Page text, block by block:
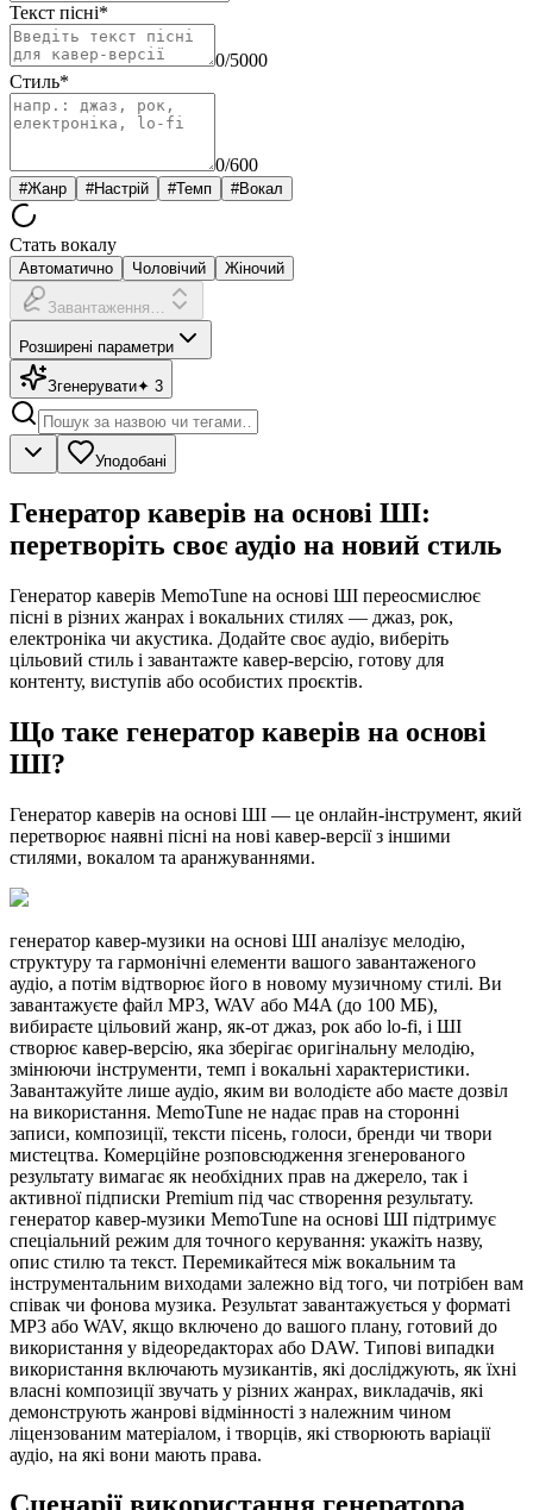
Текст пісні*
0/5000
Стиль*
0/600
#Жанр #Настрій #Темп #Вокал
Стать вокалу
Автоматично Чоловічий Жіночий
Завантаження…
Розширені параметри
Згенерувати✦ 3
Уподобані
Генератор каверів на основі ШІ:
перетворіть своє аудіо на новий стиль
Генератор каверів MemoTune на основі ШІ переосмислює
пісні в різних жанрах і вокальних стилях — джаз, рок,
електроніка чи акустика. Додайте своє аудіо, виберіть
цільовий стиль і завантажте кавер-версію, готову для
контенту, виступів або особистих проєктів.
Що таке генератор каверів на основі
ШІ?
Генератор каверів на основі ШІ — це онлайн-інструмент, який
перетворює наявні пісні на нові кавер-версії з іншими
стилями, вокалом та аранжуваннями.
генератор кавер-музики на основі ШІ аналізує мелодію,
структуру та гармонічні елементи вашого завантаженого
аудіо, а потім відтворює його в новому музичному стилі. Ви
завантажуєте файл MP3, WAV або M4A (до 100 МБ),
вибираєте цільовий жанр, як-от джаз, рок або lo-fi, і ШІ
створює кавер-версію, яка зберігає оригінальну мелодію,
змінюючи інструменти, темп і вокальні характеристики.
Завантажуйте лише аудіо, яким ви володієте або маєте дозвіл
на використання. MemoTune не надає прав на сторонні
записи, композиції, тексти пісень, голоси, бренди чи твори
мистецтва. Комерційне розповсюдження згенерованого
результату вимагає як необхідних прав на джерело, так і
активної підписки Premium під час створення результату.
генератор кавер-музики MemoTune на основі ШІ підтримує
спеціальний режим для точного керування: укажіть назву,
опис стилю та текст. Перемикайтеся між вокальним та
інструментальним виходами залежно від того, чи потрібен вам
співак чи фонова музика. Результат завантажується у форматі
MP3 або WAV, якщо включено до вашого плану, готовий до
використання у відеоредакторах або DAW. Типові випадки
використання включають музикантів, які досліджують, як їхні
власні композиції звучать у різних жанрах, викладачів, які
демонструють жанрові відмінності з належним чином
ліцензованим матеріалом, і творців, які створюють варіації
аудіо, на які вони мають права.